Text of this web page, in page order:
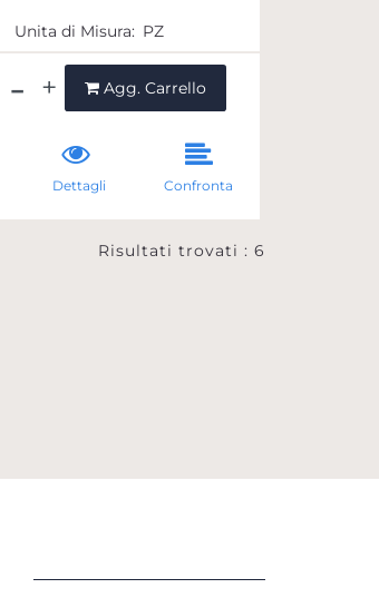
Unita di Misura: PZ
Agg. Carrello
Dettagli Confronta
Risultati trovati : 6